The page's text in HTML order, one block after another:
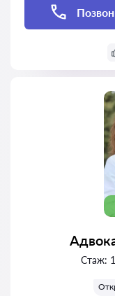
Стаж: